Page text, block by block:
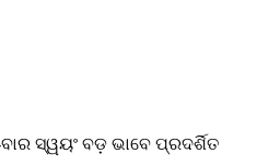
ସ୍ୱୟଂ ବଡ଼ ଭାବେ ପ୍ରଦର୍ଶିତ